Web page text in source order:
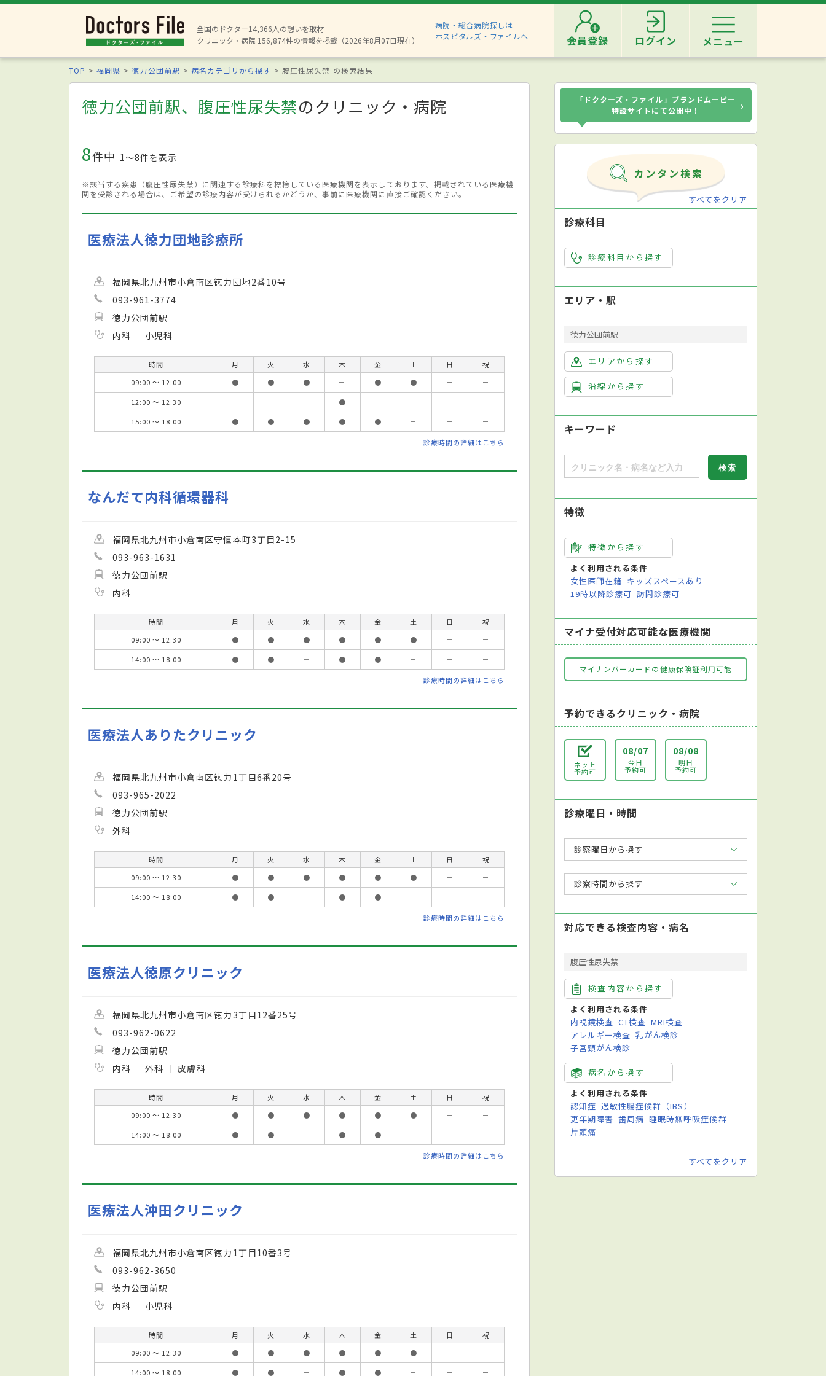
全国のドクター14,366人の想いを取材
クリニック・病院 156,874件の情報を掲載（2026年8月07日現在）
病院・総合病院探しは
ホスピタルズ・ファイルへ
会員登録 ログイン メニュー
TOP 福岡県 徳力公団前駅 病名カテゴリから探す 腹圧性尿失禁 の検索結果
徳力公団前駅、腹圧性尿失禁のクリニック・病院
8件中 1〜8件を表示
※該当する疾患（腹圧性尿失禁）に関連する診療科を標榜している医療機関を表示しております。掲載されている医療機
関を受診される場合は、ご希望の診療内容が受けられるかどうか、事前に医療機関に直接ご確認ください。
医療法人徳力団地診療所
福岡県北九州市小倉南区徳力団地2番10号
093-961-3774
徳力公団前駅
内科
小児科
時間 月 火 水 木 金 土 日
祝
09:00 ～ 12:00
● ● ● － ● ● －
－
12:00 ～ 12:30
－ － － ● － － －
－
15:00 ～ 18:00
● ● ● ● ● － － －
診療時間の詳細はこちら
なんだて内科循環器科
福岡県北九州市小倉南区守恒本町3丁目2-15
093-963-1631
徳力公団前駅
内科
時間 月 火 水 木 金 土 日
祝
09:00 ～ 12:30
● ● ● ● ● ● －
－
14:00 ～ 18:00
● ● － ● ● － － －
診療時間の詳細はこちら
医療法人ありたクリニック
福岡県北九州市小倉南区徳力1丁目6番20号
093-965-2022
徳力公団前駅
外科
時間 月 火 水 木 金 土 日
祝
09:00 ～ 12:30
● ● ● ● ● ● －
－
14:00 ～ 18:00
● ● － ● ● － － －
診療時間の詳細はこちら
医療法人徳原クリニック
福岡県北九州市小倉南区徳力3丁目12番25号
093-962-0622
徳力公団前駅
内科
外科 皮膚科
時間 月 火 水 木 金 土 日
祝
09:00 ～ 12:30
● ● ● ● ● ● －
－
14:00 ～ 18:00
● ● － ● ● － － －
診療時間の詳細はこちら
医療法人沖田クリニック
福岡県北九州市小倉南区徳力1丁目10番3号
093-962-3650
徳力公団前駅
内科
小児科
時間 月 火 水 木 金 土 日
祝
09:00 ～ 12:30
● ● ● ● ● ● －
－
14:00 ～ 18:00
● ● － ● ● － － －
「ドクターズ・ファイル」ブランドムービー
特設サイトにて公開中！
›
すべてをクリア
診療科目
診療科目から探す
エリア・駅
徳力公団前駅
エリアから探す
沿線から探す
キーワード
特徴
特徴から探す
よく利用される条件
女性医師在籍 キッズスペースあり
19時以降診療可 訪問診療可
マイナ受付対応可能な医療機関
マイナンバーカードの健康保険証利用可能
予約できるクリニック・病院
ネット
予約可
08/07
今日
予約可
08/08
明日
予約可
診療曜日・時間
診察曜日から探す
診察時間から探す
対応できる検査内容・病名
腹圧性尿失禁
検査内容から探す
よく利用される条件
内視鏡検査 CT検査 MRI検査
アレルギー検査 乳がん検診
子宮頸がん検診
病名から探す
よく利用される条件
認知症 過敏性腸症候群（IBS）
更年期障害 歯周病 睡眠時無呼吸症候群
片頭痛
すべてをクリア